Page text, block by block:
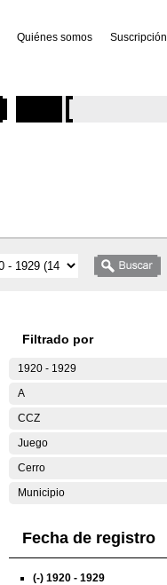
Quiénes somos Suscripción
Filtrado por
1920 - 1929
A
CCZ
Juego
Cerro
Municipio
Fecha de registro
(-) 1920 - 1929